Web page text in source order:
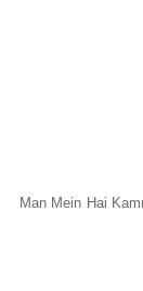
Man Mein Hai